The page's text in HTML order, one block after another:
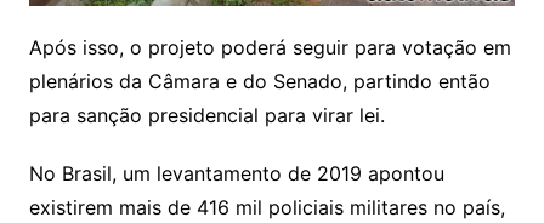
Após isso, o projeto poderá seguir para votação em
plenários da Câmara e do Senado, partindo então
para sanção presidencial para virar lei.
No Brasil, um levantamento de 2019 apontou
existirem mais de 416 mil policiais militares no país,